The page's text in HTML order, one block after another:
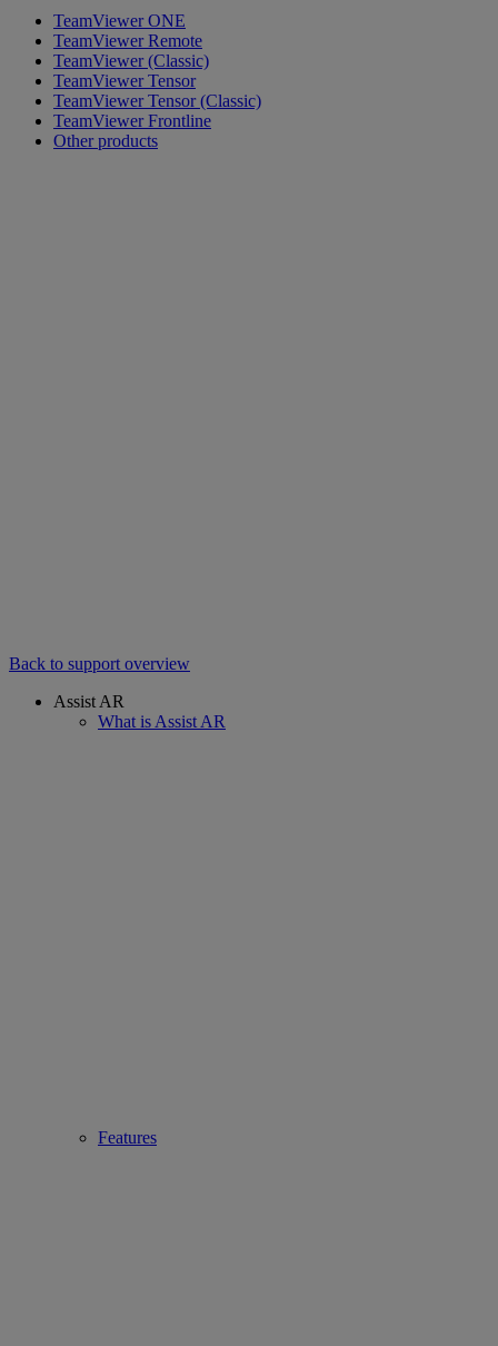
TeamViewer ONE
TeamViewer Remote
TeamViewer (Classic)
TeamViewer Tensor
TeamViewer Tensor (Classic)
TeamViewer Frontline
Other products
Back to support overview
Assist AR
What is Assist AR
Features